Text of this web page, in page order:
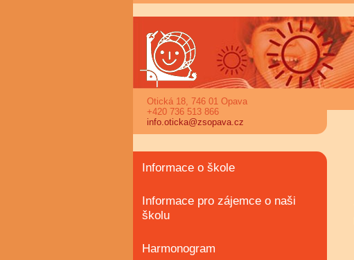
Otická 18, 746 01 Opava
+420 736 513 866
info.oticka@zsopava.cz
Informace o škole
Informace pro zájemce o naši
školu
Harmonogram